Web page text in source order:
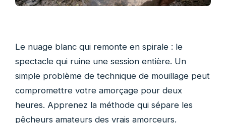
Le nuage blanc qui remonte en spirale : le
spectacle qui ruine une session entière. Un
simple problème de technique de mouillage peut
compromettre votre amorçage pour deux
heures. Apprenez la méthode qui sépare les
pêcheurs amateurs des vrais amorceurs.